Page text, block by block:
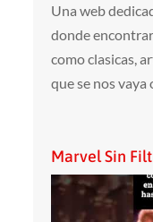
Una web
donde
como clasicas,
que se nos vaya
Marvel Sin